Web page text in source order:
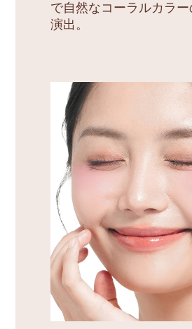
で自然なコーラルカラー
演出。